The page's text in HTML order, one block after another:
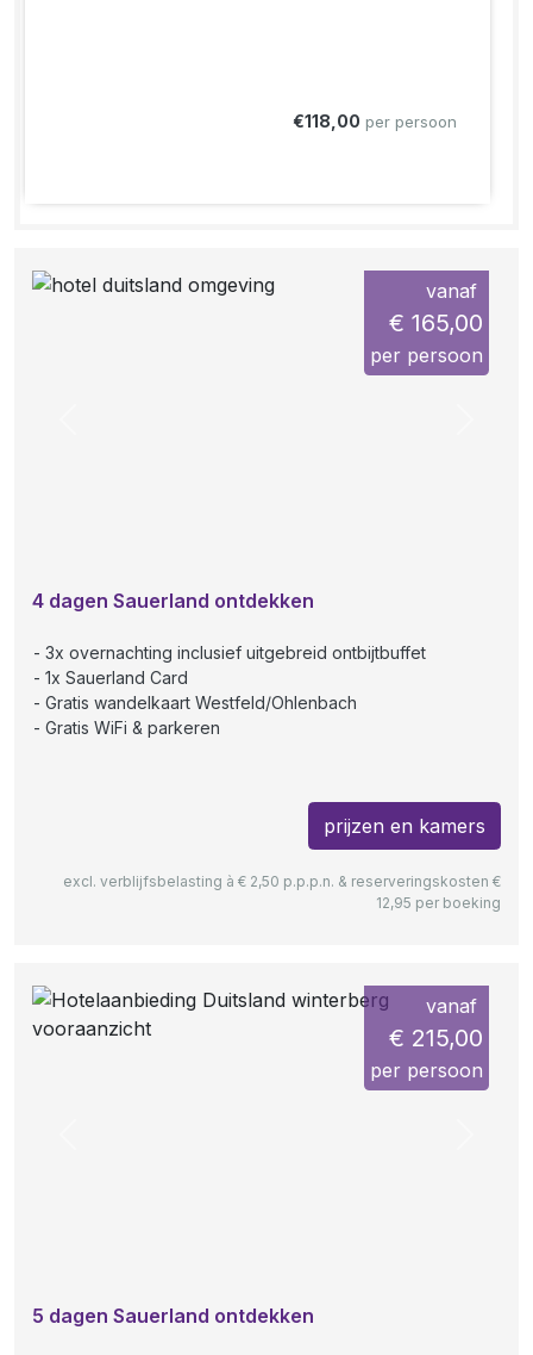
€118,00 per persoon
vanaf
€ 165,00
per persoon
4 dagen Sauerland ontdekken
3x overnachting inclusief uitgebreid ontbijtbuffet
1x Sauerland Card
Gratis wandelkaart Westfeld/Ohlenbach
Gratis WiFi & parkeren
prijzen en kamers
excl. verblijfsbelasting à € 2,50 p.p.p.n. & reserveringskosten €
12,95 per boeking
vanaf
€ 215,00
per persoon
5 dagen Sauerland ontdekken